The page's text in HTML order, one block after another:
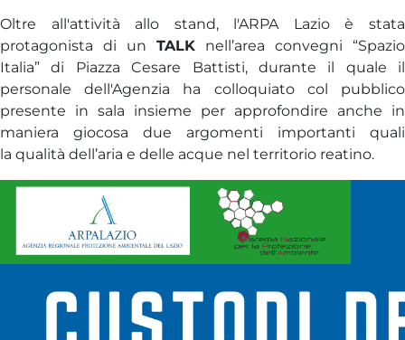
Oltre all'attività allo stand, l'ARPA Lazio è stata
protagonista di un TALK nell’area convegni “Spazio
Italia” di Piazza Cesare Battisti, durante il quale il
personale dell'Agenzia ha colloquiato col pubblico
presente in sala insieme per approfondire anche in
maniera giocosa due argomenti importanti quali
la qualità dell’aria e delle acque nel territorio reatino.